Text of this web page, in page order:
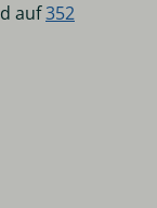
auf352